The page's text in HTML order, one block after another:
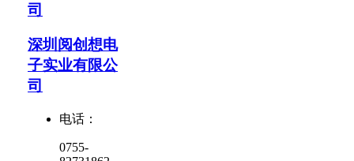
司
深圳阅创想电
子实业有限公
司
电话：
0755-